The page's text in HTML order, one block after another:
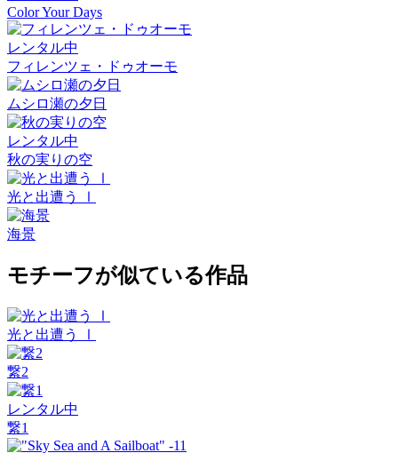
Color Your Days
レンタル中
フィレンツェ・ドゥオーモ
ムシロ瀬の夕日
レンタル中
秋の実りの空
光と出遭う Ⅰ
海景
モチーフが似ている作品
光と出遭う Ⅰ
繋2
レンタル中
繋1